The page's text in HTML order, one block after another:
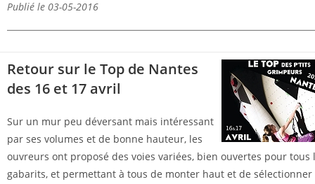
Publié le 03-05-2016
Retour sur le Top de Nantes
des 16 et 17 avril
Sur un mur peu déversant mais intéressant
par ses volumes et de bonne hauteur, les
ouvreurs ont proposé des voies variées, bien ouvertes pour tous
gabarits, et permettant à tous de monter haut et de sélectionner